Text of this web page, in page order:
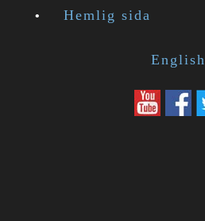
Hemlig sida
English